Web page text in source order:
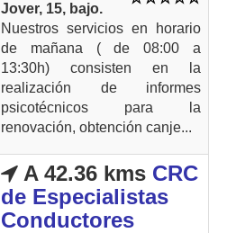
Jover, 15, bajo.
Nuestros servicios en horario
de mañana ( de 08:00 a
13:30h) consisten en la
realización de informes
psicotécnicos para la
renovación, obtención canje...
A 42.36 kms CRC
de Especialistas
Conductores